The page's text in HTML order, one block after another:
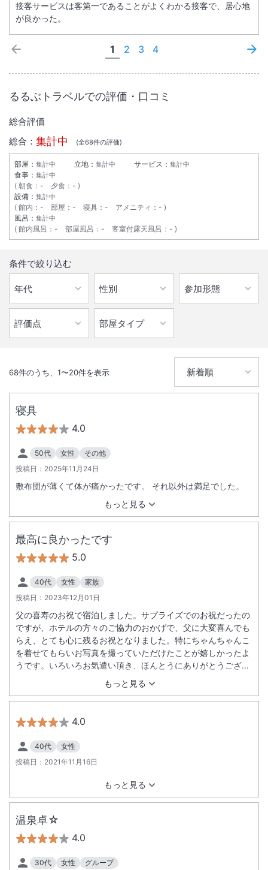
接客サービスは客第一であることがよくわかる接客で、居心地
が良かった。
1 2 3 4
るるぶトラベルでの評価・口コミ
総合評価
総合： 集計中 (全68件の評価)
部屋： 集計中 立地： 集計中 サービス： 集計中
食事： 集計中
朝食 ： - 夕食 ： -
設備： 集計中
館内 ： - 部屋 ： - 寝具 ： - アメニティ ： -
風呂： 集計中
館内風呂 ： - 部屋風呂 ： - 客室付露天風呂 ： -
条件で絞り込む
68件のうち、 1〜20件を表示
寝具
4.0
50代 女性
その他
投稿日： 2025年11月24日
もっと見る
敷布団が薄くて体が痛かったです。 それ以外は満足でした。
最高に良かったです
5.0
40代 女性
家族
投稿日： 2023年12月01日
もっと見る
父の喜寿のお祝で宿泊しました。サプライズでのお祝だったの
ですが、ホテルの方々のご協力のおかげで、父に大変喜んでも
らえ、とても心に残るお祝となりました。特にちゃんちゃんこ
を着せてもらいお写真を撮っていただけたことが嬉しかったよ
うです。いろいろお気遣い頂き、ほんとうにありがとうござい
ました。 豪華で美味しいお料理と、海が見える素敵なお部屋で
ゆっくり過ごす事ができました。 女将さんをはじめ、ホテルの
方々皆さんが、丁寧で心のこもった対応してくださりとても良
い旅行になりました。 鹿児島に行った際には是非また宿泊した
いと思いました。 本当にありがとうございました。
4.0
40代
女性
投稿日： 2021年11月16日
もっと見る
温泉卓☆
4.0
30代 女性 グループ